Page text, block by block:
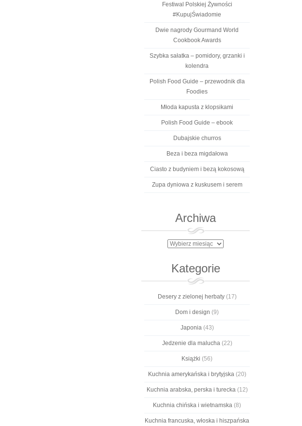
Festiwal Polskiej Żywności
#KupujŚwiadomie
Dwie nagrody Gourmand World
Cookbook Awards
Szybka sałatka – pomidory, grzanki i
kolendra
Polish Food Guide – przewodnik dla
Foodies
Młoda kapusta z klopsikami
Polish Food Guide – ebook
Dubajskie churros
Beza i beza migdałowa
Ciasto z budyniem i bezą kokosową
Zupa dyniowa z kuskusem i serem
Archiwa
Archiwa
Kategorie
Desery z zielonej herbaty(17)
Dom i design (9)
Japonia(43)
Jedzenie dla malucha(22)
Książki (56)
Kuchnia amerykańska i brytyjska(20)
Kuchnia arabska, perska i turecka(12)
Kuchnia chińska i wietnamska (8)
Kuchnia francuska, włoska i hiszpańska